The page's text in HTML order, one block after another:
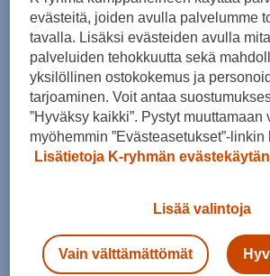
Kokotaulukko
evästeitä, joiden avulla palvelumme
tavalla. Lisäksi evästeiden avulla
palveluiden tehokkuutta sekä
yksilöllinen ostokokemus ja
tarjoaminen. Voit antaa
”Hyväksy kaikki”. Pystyt muuttamaan
myöhemmin ”Evästeasetukset”-linkin
Lisätietoja K-ryhmän
Lisää valintoja
Vain välttämättömät